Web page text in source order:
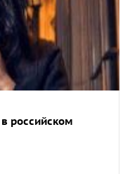
российском